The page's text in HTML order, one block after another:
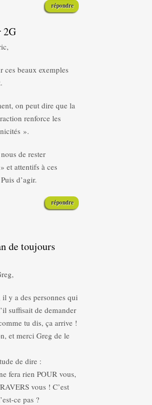
répondre
2G
ces beaux exemples
on peut dire que la
renforce les
».
de rester
et attentifs à ces
d’agir.
répondre
de toujours
il y a des personnes qui
suffisait de demander
tu dis, ça arrive !
et merci Greg de le
de dire :
fera rien POUR vous,
vous ! C’est
ce pas ?